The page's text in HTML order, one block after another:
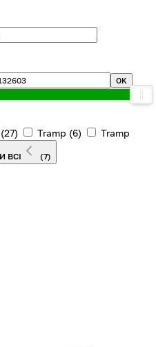
OK
(27) Tramp (6)
Tramp
ВСІ (7)